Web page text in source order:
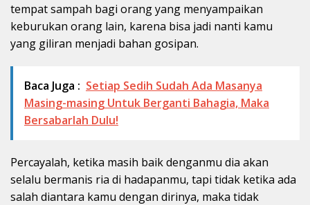
tempat sampah bagi orang yang menyampaikan
keburukan orang lain, karena bisa jadi nanti kamu
yang giliran menjadi bahan gosipan.
Baca Juga : Setiap Sedih Sudah Ada Masanya
Masing-masing Untuk Berganti Bahagia, Maka
Bersabarlah Dulu!
Percayalah, ketika masih baik denganmu dia akan
selalu bermanis ria di hadapanmu, tapi tidak ketika ada
salah diantara kamu dengan dirinya, maka tidak